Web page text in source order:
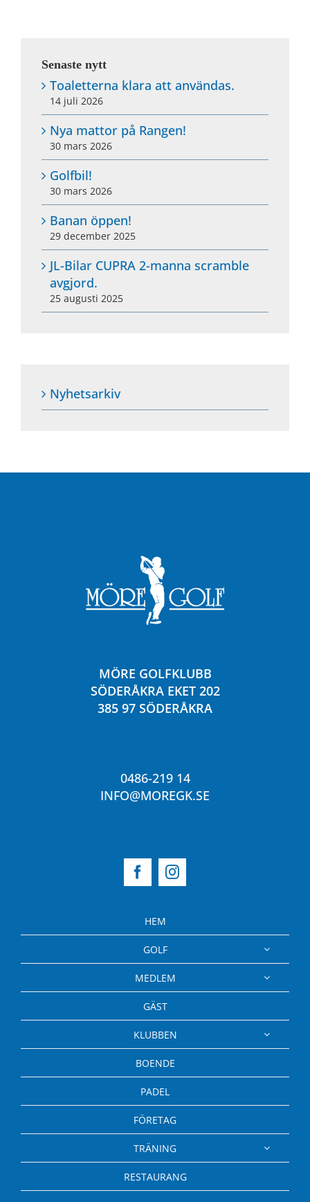
Senaste nytt
Toaletterna klara att användas.
14 juli 2026
Nya mattor på Rangen!
30 mars 2026
Golfbil!
30 mars 2026
Banan öppen!
29 december 2025
JL-Bilar CUPRA 2-manna scramble
avgjord.
25 augusti 2025
Nyhetsarkiv
MÖRE GOLFKLUBB
SÖDERÅKRA EKET 202
385 97 SÖDERÅKRA
0486-219 14
INFO@MOREGK.SE
HEM
GOLF
MEDLEM
GÄST
KLUBBEN
BOENDE
PADEL
FÖRETAG
TRÄNING
RESTAURANG